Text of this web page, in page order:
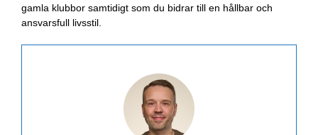
gamla klubbor samtidigt som du bidrar till en hållbar och
ansvarsfull livsstil.